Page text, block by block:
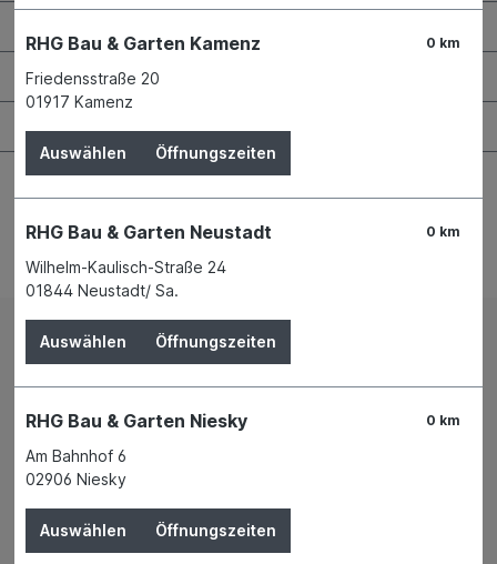
Bauen & Renovieren
Bestellung widerrufen
Impressum
Versand und Zahlungsbedingungen
Widerrufsrecht
Datenschutz
News
* Alle Preise inkl. gesetzl. Mehrwertsteuer zzgl.
Versandkostenund ggf. Nachnahmegebühren, wenn nicht
anders angegeben.
0 km
RHG Bau & Garten Kamenz
Friedensstraße 20
01917 Kamenz
Auswählen Öffnungszeiten
0 km
RHG Bau & Garten Neustadt
Wilhelm-Kaulisch-Straße 24
01844 Neustadt/ Sa.
Auswählen Öffnungszeiten
0 km
RHG Bau & Garten Niesky
Am Bahnhof 6
02906 Niesky
Auswählen Öffnungszeiten